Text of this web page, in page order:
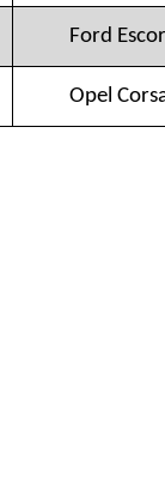
Ford
Opel